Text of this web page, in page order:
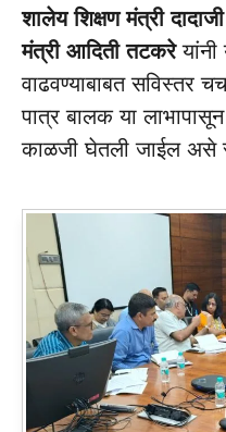
शालेय शिक्षण मंत्री
मंत्री आदिती तटकरेयांनी
वाढवण्याबाबत सविस्तर
पात्र बालक या लाभापासून
काळजी घेतली जाईल